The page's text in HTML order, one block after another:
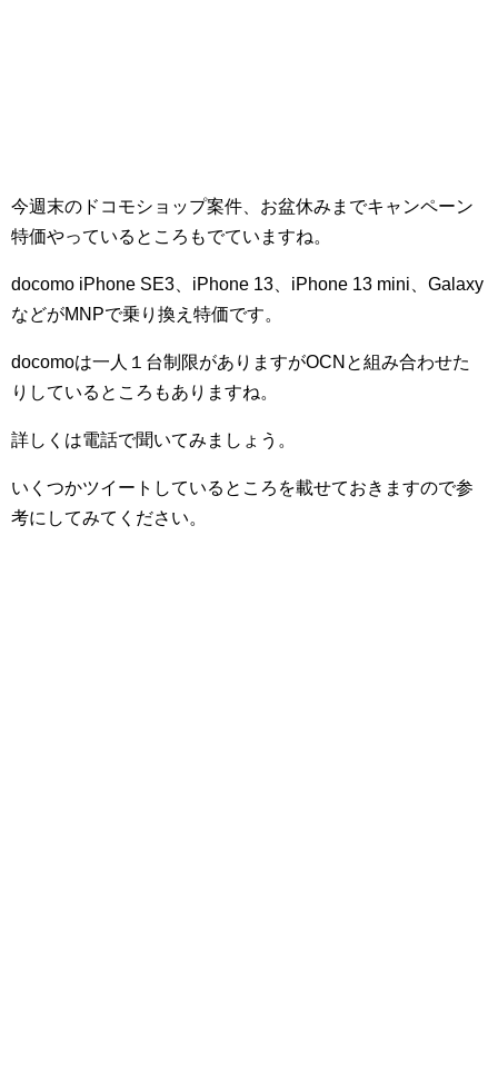
今週末のドコモショップ案件、お盆休みまでキャンペーン
特価やっているところもでていますね。
docomo iPhone SE3、iPhone 13、iPhone 13 mini、Galaxy
などがMNPで乗り換え特価です。
docomoは一人１台制限がありますがOCNと組み合わせた
りしているところもありますね。
詳しくは電話で聞いてみましょう。
いくつかツイートしているところを載せておきますので参
考にしてみてください。